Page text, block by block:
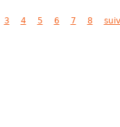
3 4 5 6 7 8